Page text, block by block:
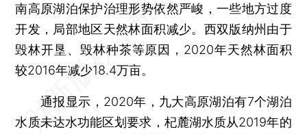
南高原湖泊保护治理形势依然严峻，一些地方过度
开发，局部地区天然林面积减少。西双版纳州由于
毁林开垦、毁林种茶等原因，2020年天然林面积
较2016年减少18.4万亩。
通报显示，2020年，九大高原湖泊有7个湖泊
水质未达水功能区划要求，杞麓湖水质从2019年的